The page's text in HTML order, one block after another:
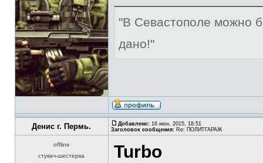
"В Севастополе можно
дано!"
Денис г. Пермь. Добавлено: 16 июн, 2015, 18:51
Заголовок сообщения: Re: ПОЛИТГАРАЖ
offline
стукач-шестерка
Turbo